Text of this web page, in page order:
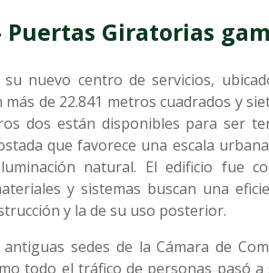
Giratorias
nuevo centro de servicios,
de 22.841 metros cuadrados y
dos están disponibles para ser
que favorece una escala
natural. El edificio fue
y sistemas buscan una
y la de su uso posterior.
sedes de la Cámara de
todo el tráfico de personas pasó